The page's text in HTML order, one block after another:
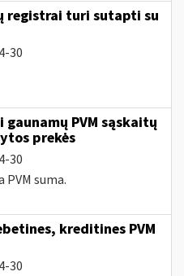
registrai turi sutapti su
30
PVM sąskaitų
prekės
30
suma.
kreditines PVM
30